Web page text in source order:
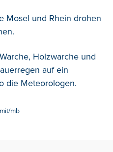
Mosel und Rhein drohen
Holzwarche und
auf ein
die Meteorologen.
mb